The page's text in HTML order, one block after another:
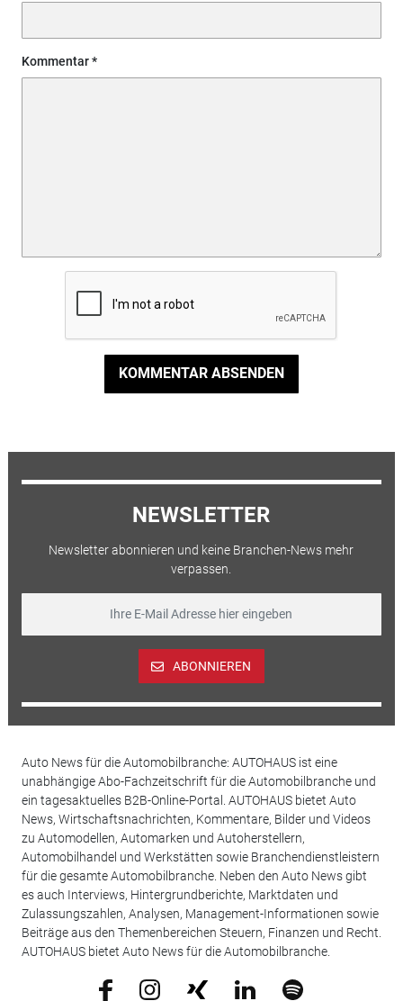
Kommentar
KOMMENTAR ABSENDEN
NEWSLETTER
Newsletter abonnieren und keine Branchen-News mehr
verpassen.
ABONNIEREN
Auto News für die Automobilbranche: AUTOHAUS ist eine
unabhängige Abo-Fachzeitschrift für die Automobilbranche und
ein tagesaktuelles B2B-Online-Portal. AUTOHAUS bietet Auto
News, Wirtschaftsnachrichten, Kommentare, Bilder und Videos
zu Automodellen, Automarken und Autoherstellern,
Automobilhandel und Werkstätten sowie Branchendienstleistern
für die gesamte Automobilbranche. Neben den Auto News gibt
es auch Interviews, Hintergrundberichte, Marktdaten und
Zulassungszahlen, Analysen, Management-Informationen sowie
Beiträge aus den Themenbereichen Steuern, Finanzen und Recht.
AUTOHAUS bietet Auto News für die Automobilbranche.